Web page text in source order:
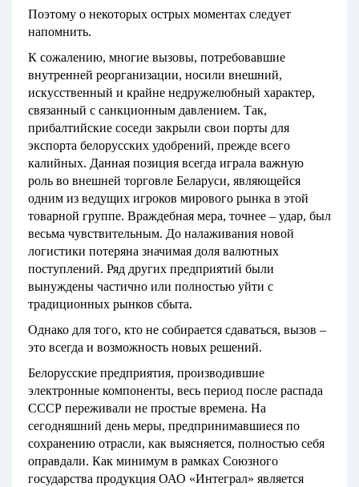
Поэтому о некоторых острых моментах следует
напомнить.
К сожалению, многие вызовы, потребовавшие
внутренней реорганизации, носили внешний,
искусственный и крайне недружелюбный характер,
связанный с санкционным давлением. Так,
прибалтийские соседи закрыли свои порты для
экспорта белорусских удобрений, прежде всего
калийных. Данная позиция всегда играла важную
роль во внешней торговле Беларуси, являющейся
одним из ведущих игроков мирового рынка в этой
товарной группе. Враждебная мера, точнее – удар, был
весьма чувствительным. До налаживания новой
логистики потеряна значимая доля валютных
поступлений. Ряд других предприятий были
вынуждены частично или полностью уйти с
традиционных рынков сбыта.
Однако для того, кто не собирается сдаваться, вызов –
это всегда и возможность новых решений.
Белорусские предприятия, производившие
электронные компоненты, весь период после распада
СССР переживали не простые времена. На
сегодняшний день меры, предпринимавшиеся по
сохранению отрасли, как выясняется, полностью себя
оправдали. Как минимум в рамках Союзного
государства продукция ОАО «Интеграл» является